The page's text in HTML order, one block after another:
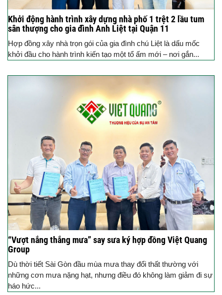
Khởi động hành trình xây dựng nhà phố 1 trệt 2 lầu tum
sân thượng cho gia đình Anh Liệt tại Quận 11
Hợp đồng xây nhà trọn gói của gia đình chú Liệt là dấu mốc
khởi đầu cho hành trình kiến tạo một tổ ấm mới – nơi gắn...
“Vượt nắng thắng mưa” say sưa ký hợp đồng Việt Quang
Group
Dù thời tiết Sài Gòn đầu mùa mưa thay đổi thất thường với
những cơn mưa nặng hạt, nhưng điều đó không làm giảm đi sự
háo hức...